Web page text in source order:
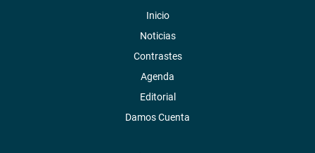
Inicio
Noticias
Contrastes
Agenda
Editorial
Damos Cuenta